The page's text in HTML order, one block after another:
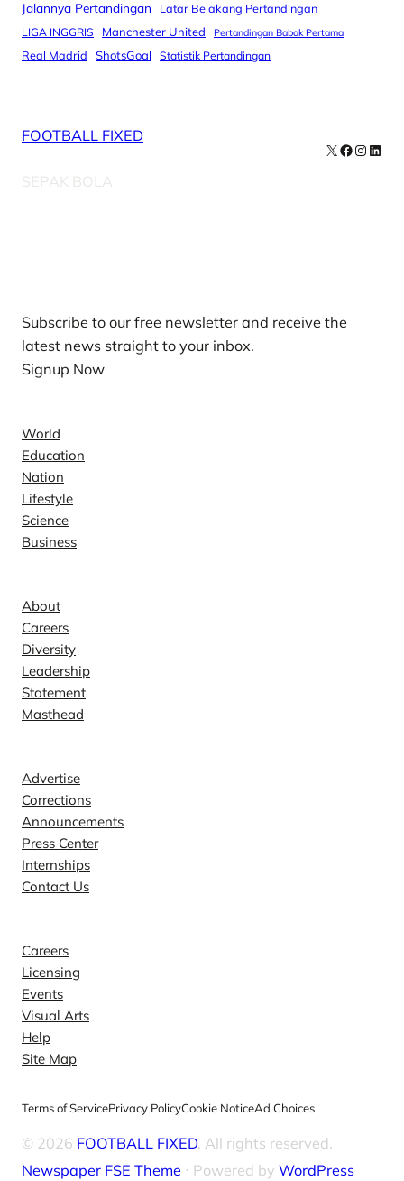
Jalannya Pertandingan Latar Belakang Pertandingan
LIGA INGGRIS Manchester United Pertandingan Babak Pertama
Real Madrid ShotsGoal Statistik Pertandingan
FOOTBALL FIXED
SEPAK BOLA
X Facebook
Subscribe to our free newsletter and receive the
latest news straight to your inbox.
Signup Now
World
Education
Nation
Lifestyle
Science
Business
About
Careers
Diversity
Leadership
Statement
Masthead
Advertise
Corrections
Announcements
Press Center
Internships
Contact Us
Careers
Licensing
Events
Visual Arts
Help
Site Map
Terms of ServicePrivacy PolicyCookie NoticeAd Choices
© 2026 FOOTBALL FIXED. All rights reserved.
Newspaper FSE Theme ⋅ Powered by WordPress